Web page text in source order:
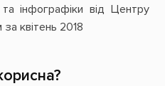
інфографіки від Центру
квітень 2018